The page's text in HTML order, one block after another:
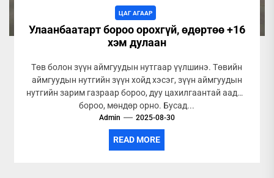
ЦАГ АГААР
Улаанбаатарт бороо орохгүй, өдөртөө +16
хэм дулаан
Төв болон зүүн аймгуудын нутгаар үүлшинэ. Төвийн
аймгуудын нутгийн зүүн хойд хэсэг, зүүн аймгуудын
нутгийн зарим газраар бороо, дуу цахилгаантай аадар
бороо, мөндөр орно. Бусад...
Admin 2025-08-30
READ MORE